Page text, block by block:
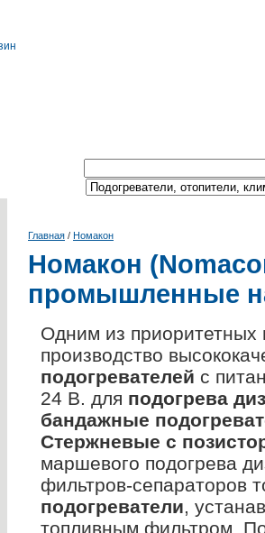
Главная / Номакон
Номакон
промышленные
Одним из
производство
подогревателей с
24 В. для подогрева
бандажные
Стержневые с
маршевого подогрева
фильтров-сепараторов
подогреватели,
топливным фильтром.